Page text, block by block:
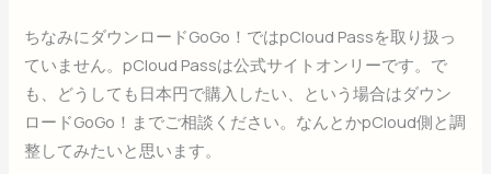
ちなみにダウンロードGoGo！ではpCloud Passを取り扱っ
ていません。pCloud Passは公式サイトオンリーです。で
も、どうしても日本円で購入したい、という場合はダウン
ロードGoGo！までご相談ください。なんとかpCloud側と調
整してみたいと思います。